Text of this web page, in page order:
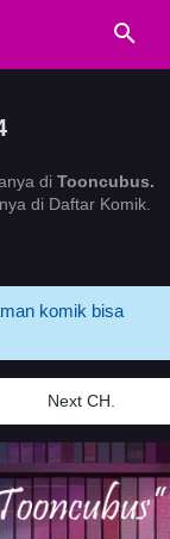
di Tooncubus.
di Daftar Komik.
komik bisa
Next CH.